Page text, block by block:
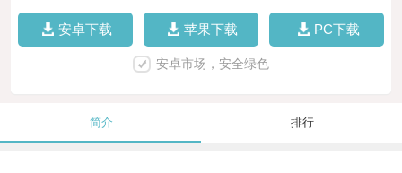
安卓下载 苹果下载 PC下载
安卓市场，安全绿色
简介 排行